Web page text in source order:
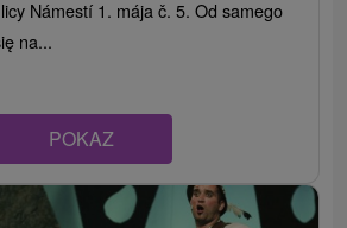
Námestí 1. mája č. 5. Od samego
na...
POKAZ